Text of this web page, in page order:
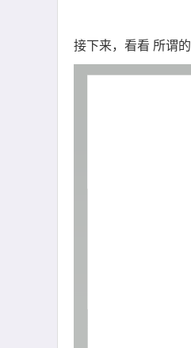
接下来，看看 所谓的